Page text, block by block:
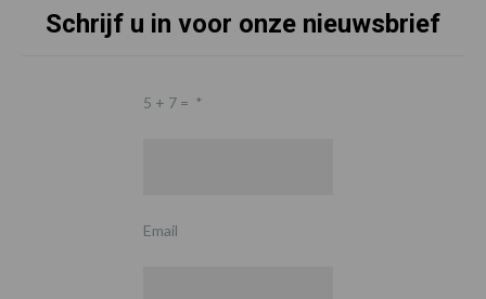
Schrijf u in voor onze nieuwsbrief
5 + 7 = *
Email